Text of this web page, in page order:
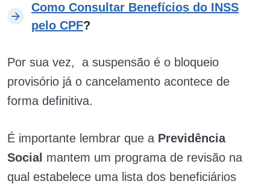
Como Consultar Benefícios do INSS
pelo CPF?
Por sua vez, a suspensão é o bloqueio
provisório já o cancelamento acontece de
forma definitiva.
É importante lembrar que a Previdência
Social mantem um programa de revisão na
qual estabelece uma lista dos beneficiários